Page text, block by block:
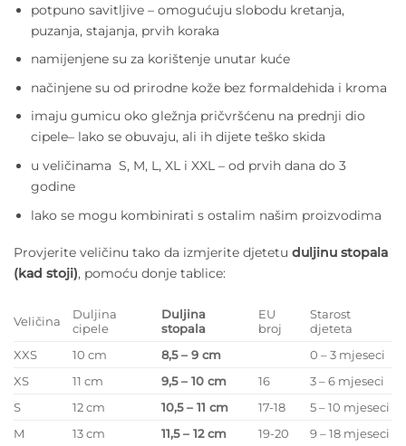
potpuno savitljive – omogućuju slobodu kretanja,
puzanja, stajanja, prvih koraka
namijenjene su za korištenje unutar kuće
načinjene su od prirodne kože bez formaldehida i kroma
imaju gumicu oko gležnja pričvršćenu na prednji dio
cipele– lako se obuvaju, ali ih dijete teško skida
u veličinama S, M, L, XL i XXL – od prvih dana do 3
godine
lako se mogu kombinirati s ostalim našim proizvodima
Provjerite veličinu tako da izmjerite djetetu duljinu stopala
(kad stoji), pomoću donje tablice:
Veličina
Duljina
cipele
Duljina
stopala
EU
broj
Starost
djeteta
XXS
10 cm 8,5 – 9 cm
0 – 3 mjeseci
XS
11 cm 9,5 – 10 cm 16
3 – 6 mjeseci
S
12 cm 10,5 – 11 cm 17-18
5 – 10 mjeseci
M
13 cm 11,5 – 12 cm 19-20 9 – 18 mjeseci